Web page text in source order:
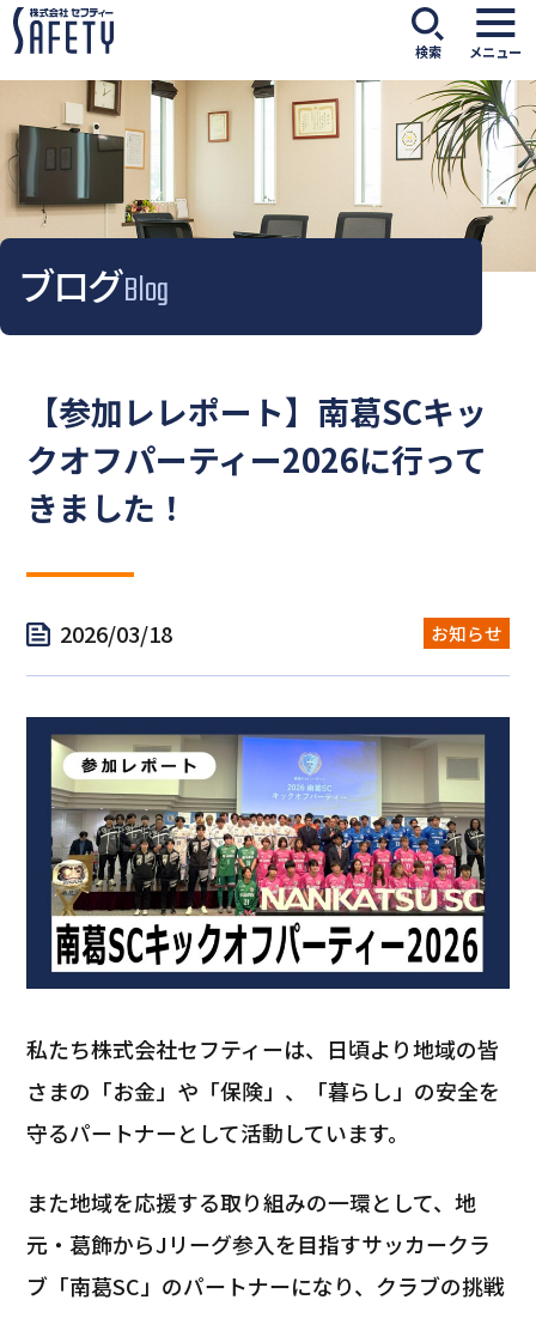
検索 メニュー
ブログBlog
【参加レレポート】南葛SCキッ
クオフパーティー2026に行って
きました！
2026/03/18 お知らせ
私たち株式会社セフティーは、日頃より地域の皆
さまの「お金」や「保険」、「暮らし」の安全を
守るパートナーとして活動しています。
また地域を応援する取り組みの一環として、地
元・葛飾からJリーグ参入を目指すサッカークラ
ブ「南葛SC」のパートナーになり、クラブの挑戦